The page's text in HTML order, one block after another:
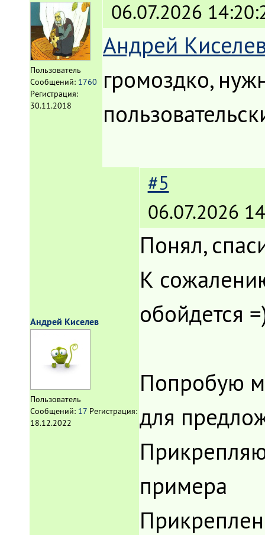
Пользователь
Сообщений: 1760
Регистрация:
30.11.2018
06.07.2026
Андрей
громоздко,
Андрей Киселев
Пользователь
Сообщений: 17 Регистрация:
18.12.2022
#5
06.07.2026
Понял,
К
обойдется
Попробую
для
примера